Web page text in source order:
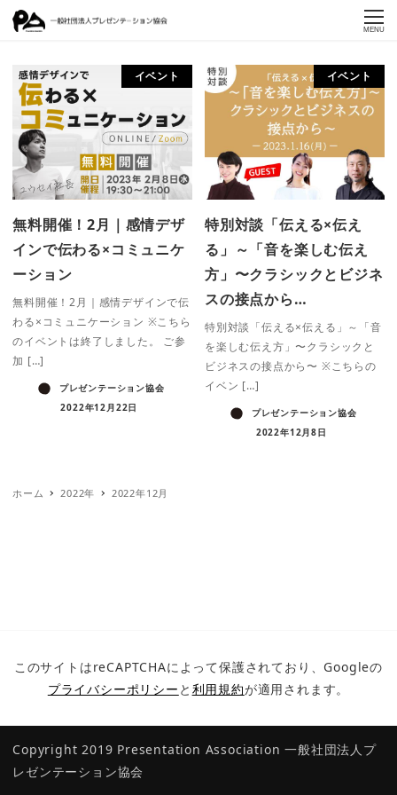
MENU
イベント
無料開催！2月｜感情デザ
インで伝わる×コミュニケ
ーション
無料開催！2月｜感情デザインで伝
わる×コミュニケーション ※こちら
のイベントは終了しました。 ご参
加 […]
プレゼンテーション協会
2022年12月22日
イベント
特別対談「伝える×伝え
る」～「音を楽しむ伝え
方」〜クラシックとビジネ
スの接点から…
特別対談「伝える×伝える」～「音
を楽しむ伝え方」〜クラシックと
ビジネスの接点から〜 ※こちらの
イベン […]
プレゼンテーション協会
2022年12月8日
ホーム 2022年 2022年12月
このサイトはreCAPTCHAによって保護されており、Googleの
プライバシーポリシー と 利用規約が適用されます。
Copyright 2019 Presentation Association一般社団法人プ
レゼンテーション協会